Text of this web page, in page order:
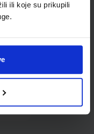
ili koje su prikupili